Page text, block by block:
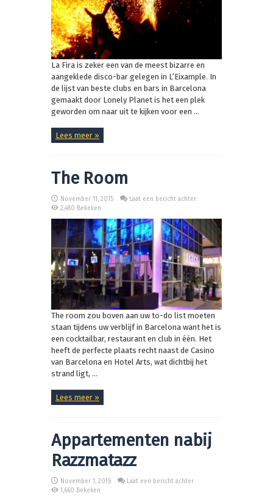
La Fira is zeker een van de meest bizarre en
aangeklede disco-bar gelegen in L‘Eixample. In
de lijst van beste clubs en bars in Barcelona
gemaakt door Lonely Planet is het een plek
geworden om naar uit te kijken voor een ...
Lees meer »
The Room
November 11, 2015
Laat een bericht achter
2,480 Bekeken
The room zou boven aan uw to-do list moeten
staan tijdens uw verblijf in Barcelona want het is
een cocktailbar, restaurant en club in één. Het
heeft de perfecte plaats recht naast de Casino
van Barcelona en Hotel Arts, wat dichtbij het
strand ligt, ...
Lees meer »
Appartementen nabij
Razzmatazz
November 1, 2015
Laat een bericht achter
1,660 Bekeken